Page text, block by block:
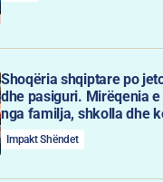
Shoqëria shqiptare po
dhe pasiguri. Mirëqenia
nga familja, shkolla dhe
Impakt Shëndet